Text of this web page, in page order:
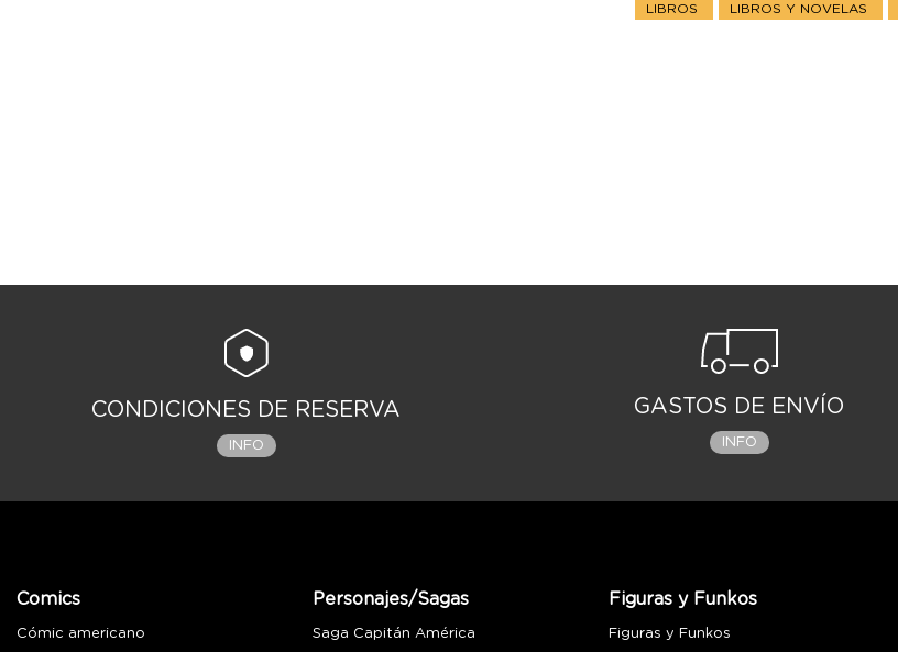
LIBROS LIBROS Y NOVELAS
CONDICIONES DE RESERVA
INFO
GASTOS DE ENVÍO
INFO
Comics
Cómic americano
Personajes/Sagas
Saga Capitán América
Figuras y Funkos
Figuras y Funkos